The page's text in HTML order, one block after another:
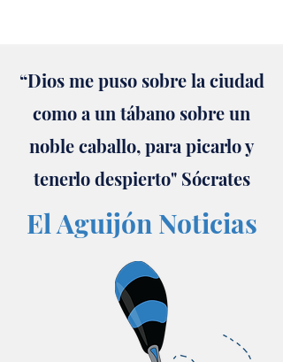
“Dios me puso sobre la ciudad
como a un tábano sobre un
noble caballo, para picarlo y
tenerlo despierto" Sócrates
El Aguijón Noticias